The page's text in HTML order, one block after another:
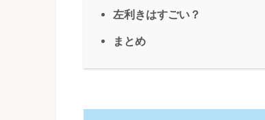
左利きはすごい？
まとめ